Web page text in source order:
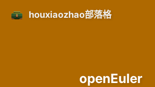
houxiaozhao部落格
openEuler